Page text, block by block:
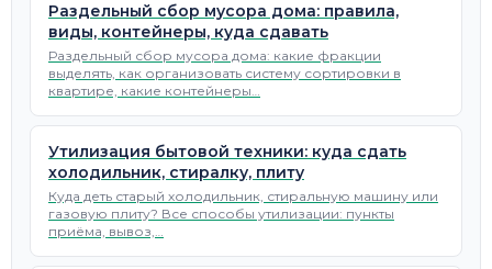
Раздельный сбор мусора дома: правила,
виды, контейнеры, куда сдавать
Раздельный сбор мусора дома: какие фракции
выделять, как организовать систему сортировки в
квартире, какие контейнеры…
Утилизация бытовой техники: куда сдать
холодильник, стиралку, плиту
Куда деть старый холодильник, стиральную машину или
газовую плиту? Все способы утилизации: пункты
приёма, вывоз,…